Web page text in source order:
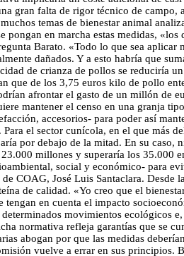
gran falta de rigor técnico de
temas de bienestar animal
en marcha estas medidas,
Barato. «Todo lo que sea
dañados. Y a esto habría que
de crianza de pollos se reduciría
que de los 3,75 euros kilo de pollo
afrontar el gasto de un millón de
mantener el censo en una granja
accesorios- para poder así
el sector cunícola, en el que más
por debajo de la mitad. En su
millones y superaría los 35.000
social y económico- para
COAG, José Luis Santaclara.
de calidad. «Yo creo que el
en cuenta el impacto
movimientos ecológicos
normativa refleja garantías que se
abogan por que las medidas
vuelve a errar en sus